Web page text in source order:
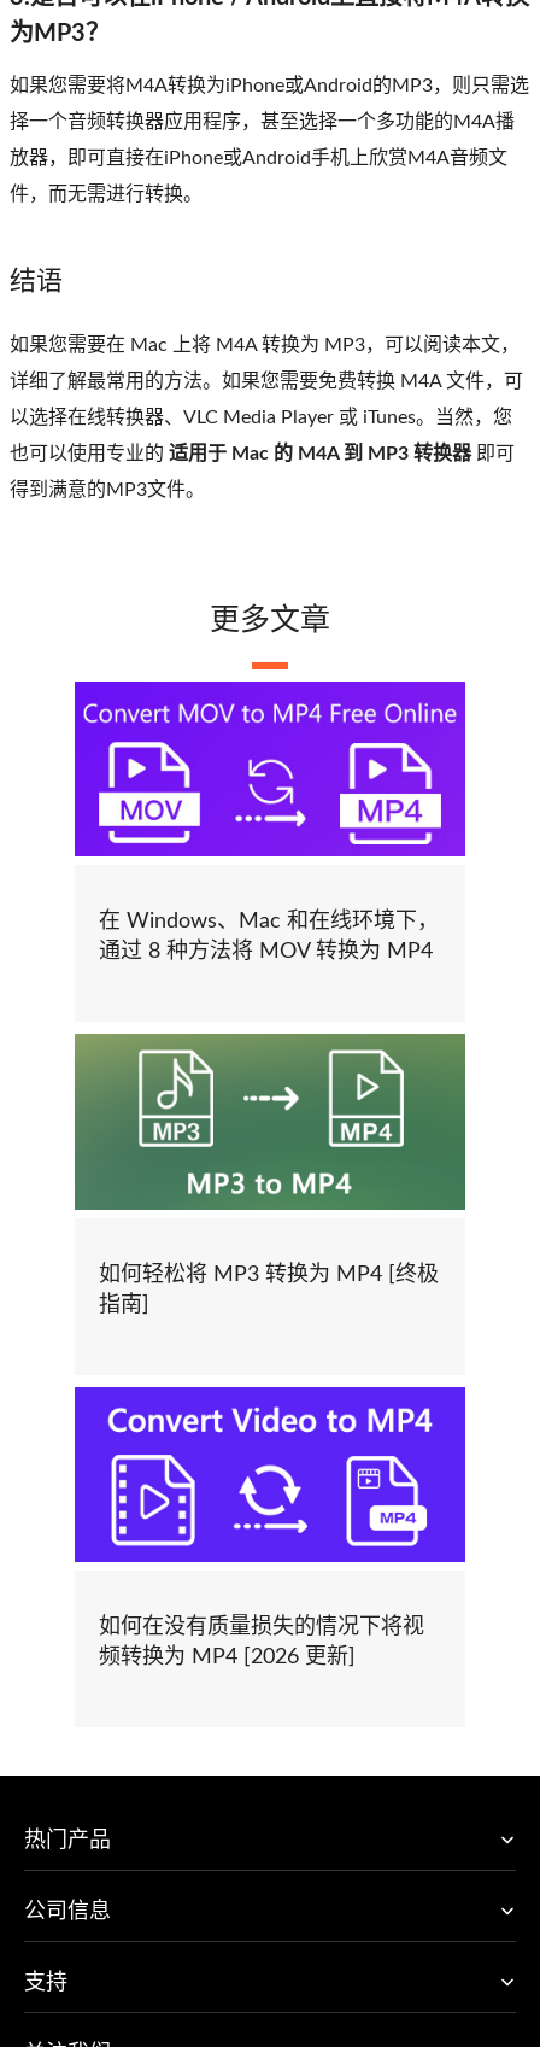
为MP3？
如果您需要将M4A转换为iPhone或Android的MP3，则只需选
择一个音频转换器应用程序，甚至选择一个多功能的M4A播
放器，即可直接在iPhone或Android手机上欣赏M4A音频文
件，而无需进行转换。
结语
如果您需要在 Mac 上将 M4A 转换为 MP3，可以阅读本文，
详细了解最常用的方法。如果您需要免费转换 M4A 文件，可
以选择在线转换器、VLC Media Player 或 iTunes。当然，您
也可以使用专业的 适用于 Mac 的 M4A 到 MP3 转换器即可
得到满意的MP3文件。
更多文章
在 Windows、Mac 和在线环境下，
通过 8 种方法将 MOV 转换为 MP4
如何轻松将 MP3 转换为 MP4 [终极
指南]
如何在没有质量损失的情况下将视
频转换为 MP4 [2026 更新]
热门产品
公司信息
支持